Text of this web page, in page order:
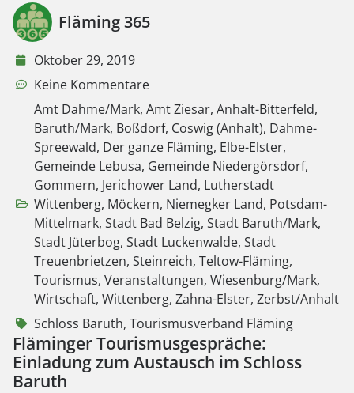
Fläming 365
Oktober 29, 2019
Keine Kommentare
Amt Dahme/Mark, Amt Ziesar, Anhalt-Bitterfeld,
Baruth/Mark, Boßdorf, Coswig (Anhalt), Dahme-
Spreewald, Der ganze Fläming, Elbe-Elster,
Gemeinde Lebusa, Gemeinde Niedergörsdorf,
Gommern, Jerichower Land, Lutherstadt
Wittenberg, Möckern, Niemegker Land, Potsdam-
Mittelmark, Stadt Bad Belzig, Stadt Baruth/Mark,
Stadt Jüterbog, Stadt Luckenwalde, Stadt
Treuenbrietzen, Steinreich, Teltow-Fläming,
Tourismus, Veranstaltungen, Wiesenburg/Mark,
Wirtschaft, Wittenberg, Zahna-Elster, Zerbst/Anhalt
Schloss Baruth, Tourismusverband Fläming
Fläminger Tourismusgespräche:
Einladung zum Austausch im Schloss
Baruth